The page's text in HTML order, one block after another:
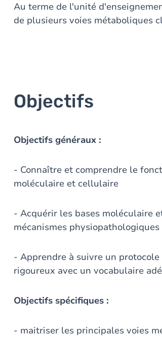
Au terme de l'unité
de plusieurs voies métaboliques
Objectifs
Objectifs généraux :
- Connaître et comprendre le
moléculaire et cellulaire
- Acquérir les bases moléculaire
mécanismes physiopathologiques
- Apprendre à suivre un
rigoureux avec un vocabulaire
Objectifs spécifiques :
- maitriser les principales voies